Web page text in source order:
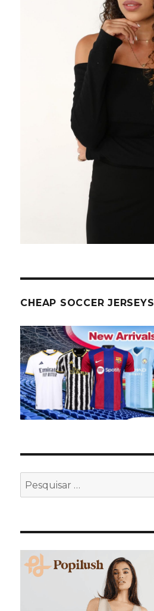
CHEAP SOCCER JERSEYS
Pesquisar
por: